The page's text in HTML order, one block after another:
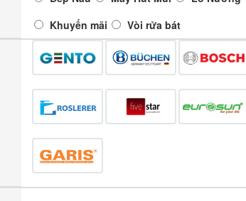
Khuyến mãi
Vòi rửa bát